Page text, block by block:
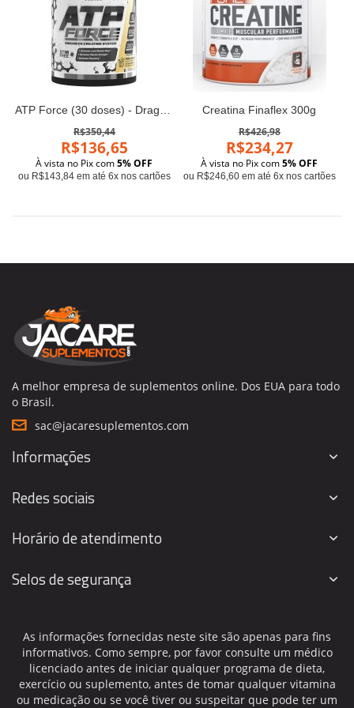
ATP Force (30 doses) - Dragon Pharma
R$350,44
R$136,65
À vista no Pix com5% OFF
ou R$143,84 em até 6x nos cartões
Creatina Finaflex 300g
R$426,98
R$234,27
À vista no Pix com5% OFF
ou R$246,60 em até 6x nos cartões
A melhor empresa de suplementos online. Dos EUA para todo
o Brasil.
sac@jacaresuplementos.com
Informações
Redes sociais
Horário de atendimento
Selos de segurança
As informações fornecidas neste site são apenas para fins
informativos. Como sempre, por favor consulte um médico
licenciado antes de iniciar qualquer programa de dieta,
exercício ou suplemento, antes de tomar qualquer vitamina
ou medicação ou se você tiver ou suspeitar que pode ter um